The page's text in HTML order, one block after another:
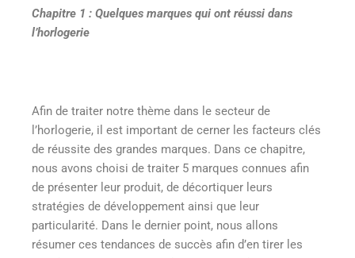
Chapitre 1 : Quelques marques qui ont réussi dans
l’horlogerie
Afin de traiter notre thème dans le secteur de
l’horlogerie, il est important de cerner les facteurs clés
de réussite des grandes marques. Dans ce chapitre,
nous avons choisi de traiter 5 marques connues afin
de présenter leur produit, de décortiquer leurs
stratégies de développement ainsi que leur
particularité. Dans le dernier point, nous allons
résumer ces tendances de succès afin d’en tirer les